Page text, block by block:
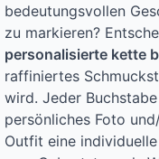
bedeutungsvollen
zu markieren?
personalisierte kette
raffiniertes
wird. Jeder
persönliches Foto
Outfit eine